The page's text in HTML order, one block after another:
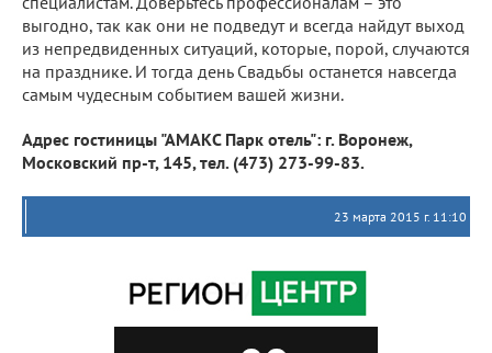
выгодно, так как они не подведут и всегда найдут выход
из непредвиденных ситуаций, которые, порой, случаются
на празднике. И тогда день Свадьбы останется навсегда
самым чудесным событием вашей жизни.
Адрес гостиницы "АМАКС Парк отель": г. Воронеж,
Московский пр-т, 145, тел. (473) 273-99-83.
23 марта 2015 г. 11:10